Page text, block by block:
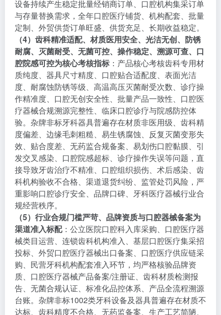
设备持续产生稳定批量经销商订单、口腔机构集采订单
与存量替换需求，全年口腔医疗铺货、机构配套、批量
定制、外贸供货订单旺盛、供货充足、长期收益稳定。
（4）齿科精准适配、材质医用安全、光洁无创、防锈
耐腐、灭菌耐受、无菌可控、操作稳定、溯源可查、口
腔院感可控为核心考核指标 ：产品核心考核齿科专用材
质纯度、器具尺寸精度、口腔贴合适配度、表面光洁
度、耐腐蚀防锈等级、高温高压灭菌耐受次数、诊疗操
作精准度、口腔无创安全性、批量产品一致性、口腔医
疗器械合规溯源完整性、临床口腔诊疗与院感防控体
验。杂牌非标牙科器具普遍存在材质非医用级、齿科精
度偏差、边缘毛刺粗糙、易生锈腐蚀、反复灭菌变形失
效、贴合度差、无药监合规备案、易划伤口腔黏膜、引
发交叉感染、口腔院感超标、诊疗操作失误等问题，直
接导致牙齿治疗不精准、口腔组织损伤、术后感染、齿
科机构验收不合格、渠道退货纠纷、监管处罚风险，严
重影响口腔诊疗安全、品牌口碑、牙科医疗器械行业合
规经营秩序。
（5）行业合规门槛严苛、品牌资质与口腔器械备案为
渠道准入标配：公立医院口腔科入库采购、口腔医疗器
械类目运营、连锁齿科机构准入、基层口腔医疗集采招
投标、外贸口腔医疗器械出口备案、口腔医疗供应链采
购、民营牙科机构配套准入环节，均严格核验品牌资
质、口腔医疗器械产品备案/注册证、齿科材质检测报
告、无菌合规认证、标准化品控体系、产品全流程溯源
台账。杂牌非标1002类牙科设备及器具普遍存在材质不
达标、齿科精度不合格、无药监备案、生产工艺简陋、